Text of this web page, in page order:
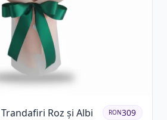
Roz și Albi RON309